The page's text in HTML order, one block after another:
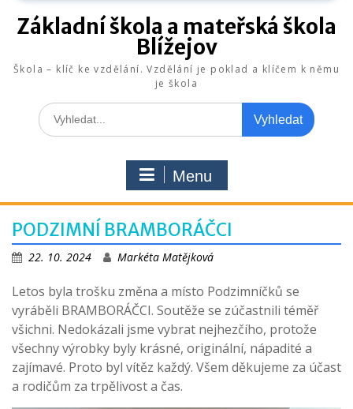
Základní škola a mateřská škola
Blížejov
Škola – klíč ke vzdělání. Vzdělání je poklad a klíčem k němu
je škola
Search
for:
Menu
PODZIMNÍ BRAMBORÁČCI
22. 10. 2024 Markéta Matějková
Letos byla trošku změna a místo Podzimníčků se
vyráběli BRAMBORÁČCI. Soutěže se zúčastnili téměř
všichni. Nedokázali jsme vybrat nejhezčího, protože
všechny výrobky byly krásné, originální, nápadité a
zajímavé. Proto byl vítěz každý. Všem děkujeme za účast
a rodičům za trpělivost a čas.